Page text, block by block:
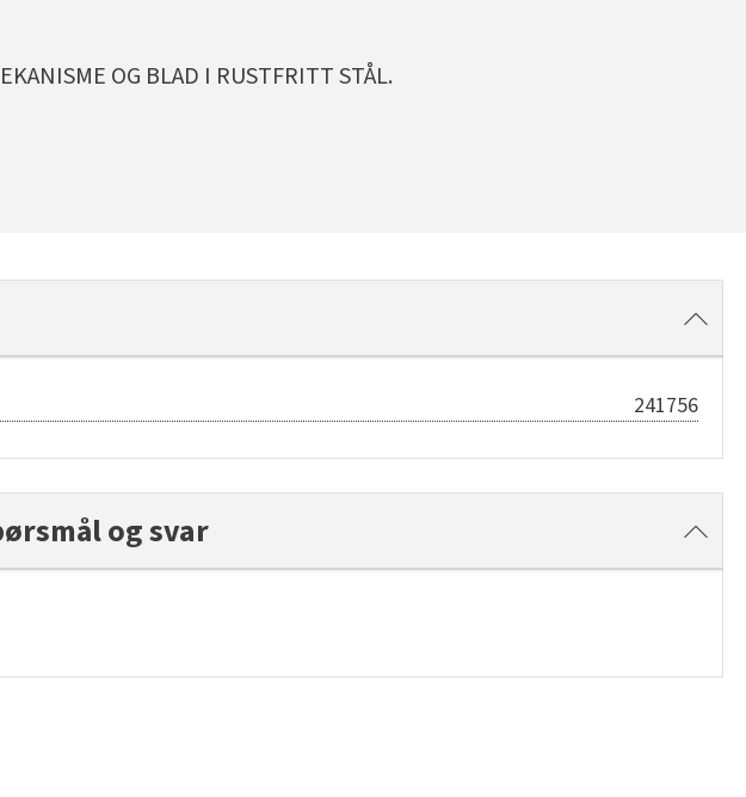
OG BLAD I RUSTFRITT STÅL.
241756
og svar